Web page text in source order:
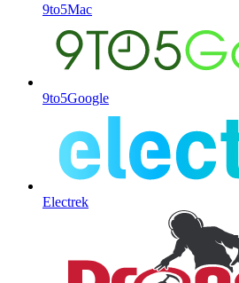
9to5Mac
9to5Google
Electrek